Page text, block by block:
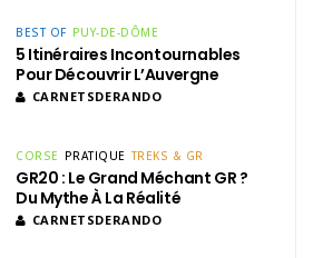
BEST OF PUY-DE-DÔME
5 Itinéraires Incontournables
Pour Découvrir L’Auvergne
CARNETSDERANDO
CORSE PRATIQUE TREKS & GR
GR20 : Le Grand Méchant GR ?
Du Mythe À La Réalité
CARNETSDERANDO